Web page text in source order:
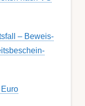
– Be­weis­